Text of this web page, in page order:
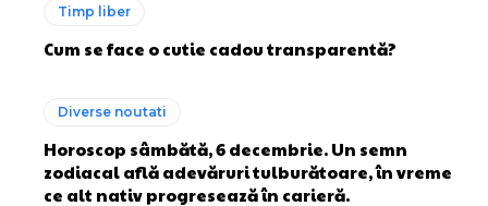
Timp liber
Cum se face o cutie cadou transparentă?
Diverse noutati
Horoscop sâmbătă, 6 decembrie. Un semn
zodiacal află adevăruri tulburătoare, în vreme
ce alt nativ progresează în carieră.